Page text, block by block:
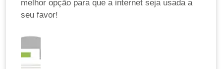
melhor opção para que a internet seja usada a
seu favor!